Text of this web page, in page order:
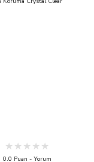
0.0 Puan - Yorum